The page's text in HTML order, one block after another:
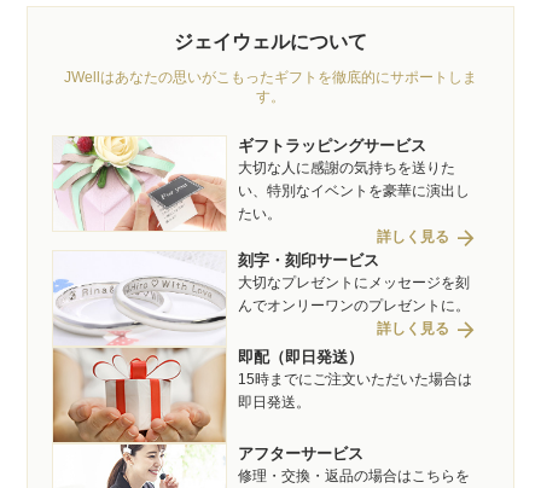
ジェイウェルについて
JWellはあなたの思いがこもったギフトを徹底的にサポートしま
す。
ギフトラッピングサービス
大切な人に感謝の気持ちを送りた
い、特別なイベントを豪華に演出し
たい。
詳しく見る arrow_forward
刻字・刻印サービス
大切なプレゼントにメッセージを刻
んでオンリーワンのプレゼントに。
詳しく見る arrow_forward
即配（即日発送）
15時までにご注文いただいた場合は
即日発送。
アフターサービス
修理・交換・返品の場合はこちらを